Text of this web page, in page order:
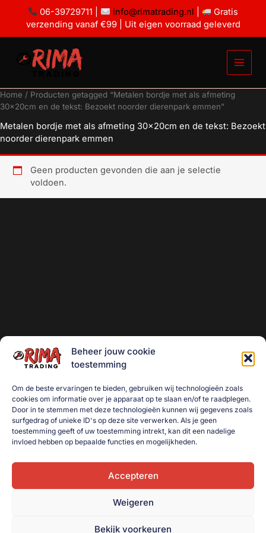
06-39729711 | info@rimatrading.nl
Gratis
verzending vanaf €99 | Uit eigen voorraad geleverd
Beheer jouw cookie
toestemming
Om de beste ervaringen te bieden, gebruiken wij technologieën zoals
cookies om informatie over je apparaat op te slaan en/of te raadplegen.
Door in te stemmen met deze technologieën kunnen wij gegevens zoals
surfgedrag of unieke ID's op deze site verwerken. Als je geen
toestemming geeft of uw toestemming intrekt, kan dit een nadelige
invloed hebben op bepaalde functies en mogelijkheden.
Accepteren
Weigeren
Bekijk voorkeuren
Home / Producten getagged “Metalen bordje met als afmeting
30x20cm en de tekst: Bezoekt noorder dierenpark emmen”
Metalen bordje met als afmeting 30x20cm en de tekst: Bezoekt
noorder dierenpark emmen
Geen producten gevonden die aan je selectie
voldoen.